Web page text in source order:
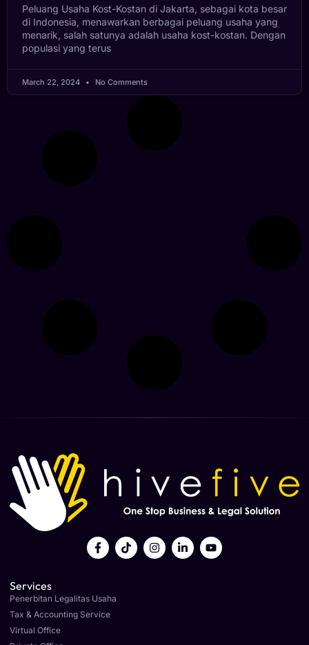
Peluang Usaha Kost-Kostan di Jakarta, sebagai kota besar
di Indonesia, menawarkan berbagai peluang usaha yang
menarik, salah satunya adalah usaha kost-kostan. Dengan
populasi yang terus
March 22, 2024 No Comments
Services
Penerbitan Legalitas Usaha
Tax & Accounting Service
Virtual Office